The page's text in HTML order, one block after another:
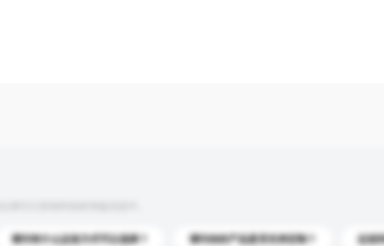
请问有什么运送方式可以选择？ 请问你的产品是否支持定制？ 运送